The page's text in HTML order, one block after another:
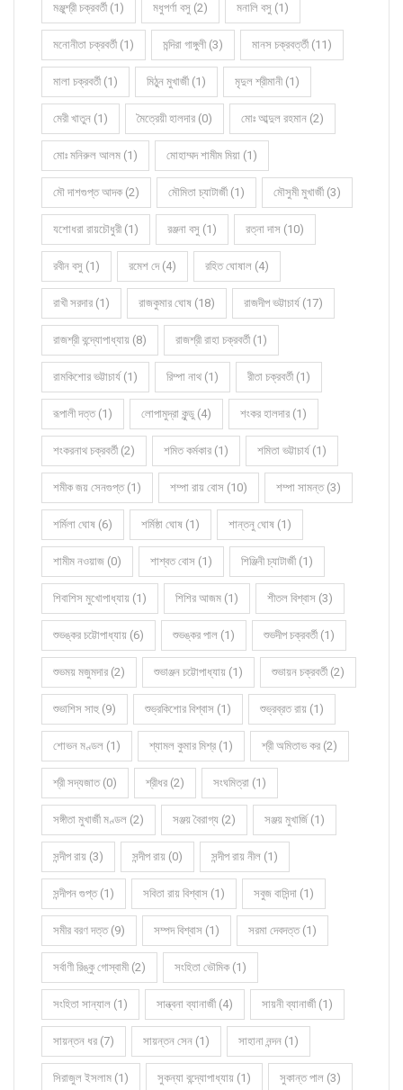
মঞ্জুশ্রী চক্রবর্তী (1) মধুপর্ণা বসু (2) মনালি বসু (1)
মনোনীতা চক্রবর্তী (1) মন্দিরা গাঙ্গুলী (3) মানস চক্রবর্ত্তী (11)
মালা চক্রবর্তী (1) মিঠুন মুখার্জী (1) মৃদুল শ্রীমানী (1)
মেরী খাতুন (1) মৈত্রেয়ী হালদার (0) মোঃ আব্দুল রহমান (2)
মোঃ মনিরুল আলম (1) মোহাম্মদ শামীম মিয়া (1)
মৌ দাশগুপ্ত আদক (2) মৌমিতা চ্যাটার্জী (1) মৌসুমী মুখার্জী (3)
যশোধরা রায়চৌধুরী (1) রঞ্জনা বসু (1) রত্না দাস (10)
রবীন বসু (1) রমেশ দে (4) রহিত ঘোষাল (4)
রাখী সরদার (1) রাজকুমার ঘোষ (18) রাজদীপ ভট্টাচার্য (17)
রাজশ্রী বন্দ্যোপাধ্যায় (8) রাজশ্রী রাহা চক্রবর্তী (1)
রামকিশোর ভট্টাচার্য (1) রিম্পা নাথ (1) রীতা চক্রবর্তী (1)
রূপালী দত্ত (1) লোপামুদ্রা কুন্ডু (4) শংকর হালদার (1)
শংকরনাথ চক্রবর্তী (2) শমিত কর্মকার (1) শমিতা ভট্টাচার্য (1)
শমীক জয় সেনগুপ্ত (1) শম্পা রায় বোস (10) শম্পা সামন্ত (3)
শর্মিলা ঘোষ (6) শর্মিষ্ঠা ঘোষ (1) শান্তনু ঘোষ (1)
শামীম নওয়াজ (0) শাশ্বত বোস (1) শিঞ্জিনী চ্যাটার্জী (1)
শিবাশিস মুখোপাধ্যায় (1) শিশির আজম (1) শীতল বিশ্বাস (3)
শুভঙ্কর চট্টোপাধ্যায় (6) শুভঙ্কর পাল (1) শুভদীপ চক্রবর্তী (1)
শুভময় মজুমদার (2) শুভাঞ্জন চট্টোপাধ্যায় (1) শুভায়ন চক্রবর্তী (2)
শুভাশিস সাহু (9) শুভ্রকিশোর বিশ্বাস (1) শুভ্রব্রত রায় (1)
শোভন মণ্ডল (1) শ্যামল কুমার মিশ্র (1) শ্রী অমিতাভ কর (2)
শ্রী সদ্যজাত (0) শ্রীধর (2) সংঘমিত্রা (1)
সঙ্গীতা মুখার্জী মণ্ডল (2) সঞ্জয় বৈরাগ্য (2) সঞ্জয় মুখার্জি (1)
সন্দীপ রায় (3) সন্দীপ রায় (0) সন্দীপ রায় নীল (1)
সন্দীপন গুপ্ত (1) সবিতা রায় বিশ্বাস (1) সবুজ বাসিন্দা (1)
সমীর বরণ দত্ত (9) সম্পদ বিশ্বাস (1) সরমা দেবদত্ত (1)
সর্বাণী রিঙ্কু গোস্বামী (2) সংহিতা ভৌমিক (1)
সংহিতা সান্যাল (1) সান্ত্বনা ব্যানার্জী (4) সায়নী ব্যানার্জী (1)
সায়ন্তন ধর (7) সায়ন্তন সেন (1) সাহানা নন্দন (1)
সিরাজুল ইসলাম (1) সুকন্যা বন্দ্যোপাধ্যায় (1) সুকান্ত পাল (3)